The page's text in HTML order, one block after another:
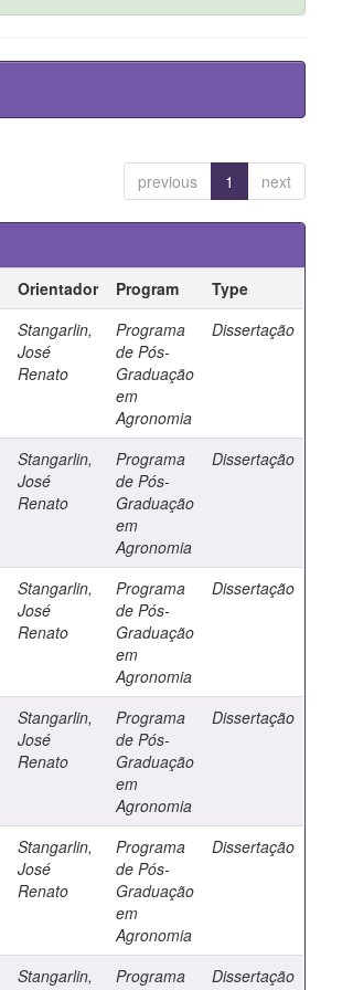
previous 1 next
Orientador Program
Type
Stangarlin,
José
Renato
Programa
de Pós-
Graduação
em
Agronomia
Dissertação
Stangarlin,
José
Renato
Programa
de Pós-
Graduação
em
Agronomia
Dissertação
Stangarlin,
José
Renato
Programa
de Pós-
Graduação
em
Agronomia
Dissertação
Stangarlin,
José
Renato
Programa
de Pós-
Graduação
em
Agronomia
Dissertação
Stangarlin,
José
Renato
Programa
de Pós-
Graduação
em
Agronomia
Dissertação
Stangarlin,
Programa
Dissertação